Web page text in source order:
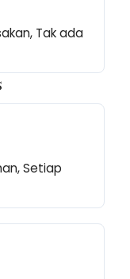
Tak ada
Setiap